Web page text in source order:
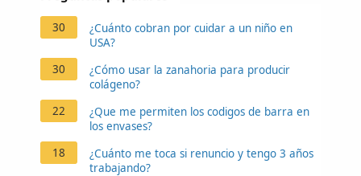
30
¿Cuánto cobran por cuidar a un niño en
USA?
30
¿Cómo usar la zanahoria para producir
colágeno?
22
¿Que me permiten los codigos de barra en
los envases?
18
¿Cuánto me toca si renuncio y tengo 3 años
trabajando?